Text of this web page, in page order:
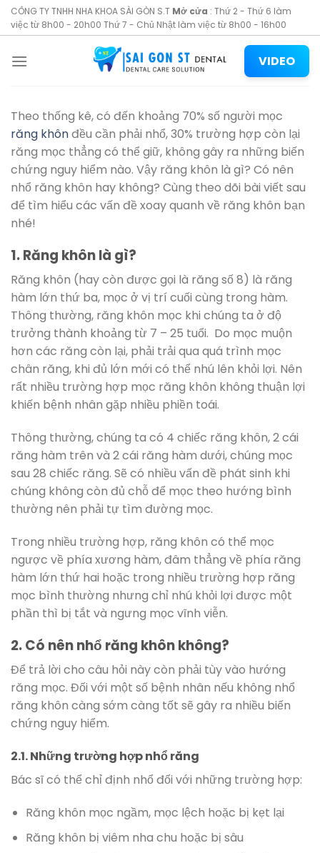
Skip
to
CÔNG TY TNHH NHA KHOA SÀI GÒN S.T Mở cửa : Thứ 2 - Thứ 6 làm
việc từ 8h00 - 20h00 Thứ 7 - Chủ Nhật làm việc từ 8h00 - 16h00
VIDEO
Theo thống kê, có đến khoảng 70% số người mọc
răng khônđều cần phải nhổ, 30% trường hợp còn lại
răng mọc thẳng có thể giữ, không gây ra những biến
chứng nguy hiểm nào. Vậy răng khôn là gì? Có nên
nhổ răng khôn hay không? Cùng theo dõi bài viết sau
để tìm hiểu các vấn đề xoay quanh về răng khôn bạn
nhé!
1. Răng khôn là gì?
Răng khôn (hay còn được gọi là răng số 8) là răng
hàm lớn thứ ba, mọc ở vị trí cuối cùng trong hàm.
Thông thường, răng khôn mọc khi chúng ta ở độ
trưởng thành khoảng từ 7 – 25 tuổi. Do mọc muộn
hơn các răng còn lại, phải trải qua quá trình mọc
chân răng, khi đủ lớn mới có thể nhú lên khỏi lợi. Nên
rất nhiều trường hợp mọc răng khôn không thuận lợi
khiến bệnh nhân gặp nhiều phiền toái.
Thông thường, chúng ta có 4 chiếc răng khôn, 2 cái
răng hàm trên và 2 cái răng hàm dưới, chúng mọc
sau 28 chiếc răng. Sẽ có nhiều vấn đề phát sinh khi
chúng không còn đủ chỗ để mọc theo hướng bình
thường nên phải tự tìm đường mọc.
Trong nhiều trường hợp, răng khôn có thể mọc
ngược về phía xương hàm, đâm thẳng về phía răng
hàm lớn thứ hai hoặc trong nhiều trường hợp răng
mọc bình thường nhưng chỉ nhú khỏi lợi được một
phần thì bị tắt và ngưng mọc vĩnh viễn.
2. Có nên nhổ răng khôn không?
Để trả lời cho câu hỏi này còn phải tùy vào hướng
răng mọc. Đối với một số bệnh nhân nếu không nhổ
răng khôn càng sớm càng tốt sẽ gây ra nhiều biến
chứng nguy hiểm.
2.1. Những trường hợp nhổ răng
Bác sĩ có thể chỉ định nhổ đối với những trường hợp:
Răng khôn mọc ngầm, mọc lệch hoặc bị kẹt lại
Răng khôn bị viêm nha chu hoặc bị sâu